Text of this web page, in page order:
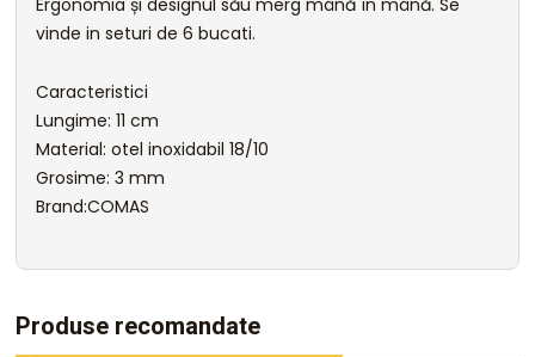
Ergonomia și designul său merg mână în mână. Se
vinde in seturi de 6 bucati.
Caracteristici
Lungime: 11 cm
Material: otel inoxidabil 18/10
Grosime: 3 mm
Brand:COMAS
Produse recomandate